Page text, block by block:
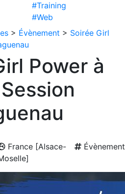
#Training
#Web
> Évènement > Soirée Girl
Power à
France [Alsace-
Évènement